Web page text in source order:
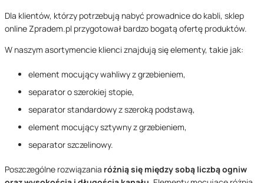
Dla klientów, którzy potrzebują nabyć prowadnice do kabli, sklep
onlineZpradem.pl przygotował bardzo bogatą ofertę produktów.
W naszym asortymencie klienci znajdują się elementy, takie jak:
element mocujący wahliwy z grzebieniem,
separator o szerokiej stopie,
separator standardowy z szeroką podstawą,
element mocujący sztywny z grzebieniem,
separator szczelinowy.
Poszczególne rozwiązania różniąsię między sobą liczbą ogniw